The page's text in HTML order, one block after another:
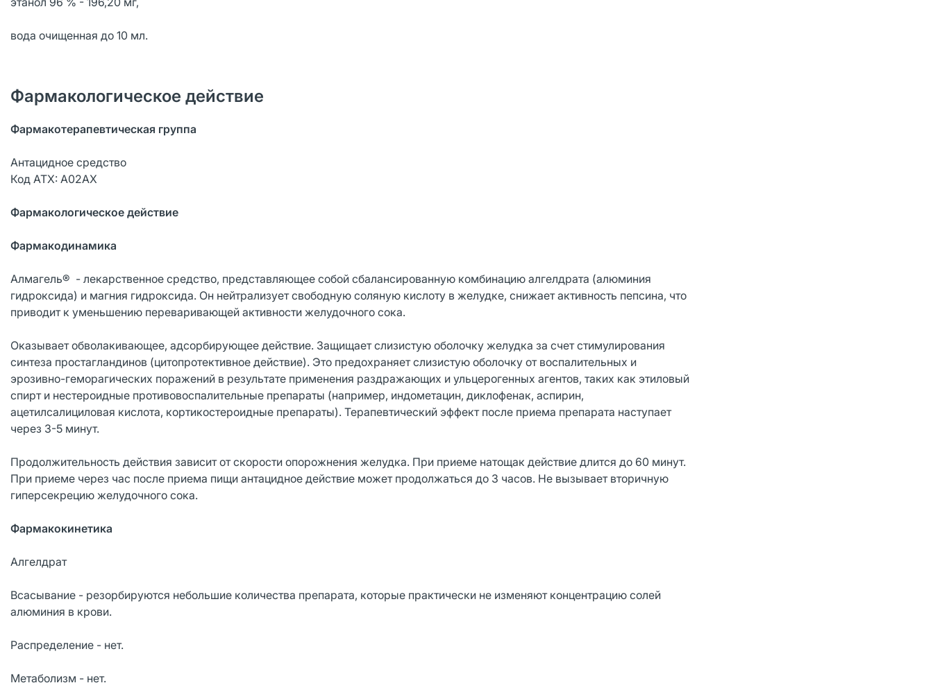
вода очищенная до 10 мл.
Фармакологическое действие
Фармакотерапевтическая группа
Антацидное средство
Код АТХ: А02АХ
Фармакологическое действие
Фармакодинамика
Алмагель® - лекарственное средство, представляющее собой сбалансированную комбинацию алгелдрата (алюминия
гидроксида) и магния гидроксида. Он нейтрализует свободную соляную кислоту в желудке, снижает активность пепсина, что
приводит к уменьшению переваривающей активности желудочного сока.
Оказывает обволакивающее, адсорбирующее действие. Защищает слизистую оболочку желудка за счет стимулирования
синтеза простагландинов (цитопротективное действие). Это предохраняет слизистую оболочку от воспалительных и
эрозивно-геморагических поражений в результате применения раздражающих и ульцерогенных агентов, таких как этиловый
спирт и нестероидные противовоспалительные препараты (например, индометацин, диклофенак, аспирин,
ацетилсалициловая кислота, кортикостероидные препараты). Терапевтический эффект после приема препарата наступает
через 3-5 минут.
Продолжительность действия зависит от скорости опорожнения желудка. При приеме натощак действие длится до 60 минут.
При приеме через час после приема пищи антацидное действие может продолжаться до 3 часов. Не вызывает вторичную
гиперсекрецию желудочного сока.
Фармакокинетика
Алгелдрат
Всасывание - резорбируются небольшие количества препарата, которые практически не изменяют концентрацию солей
алюминия в крови.
Распределение - нет.
Метаболизм - нет.